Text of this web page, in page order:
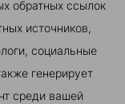
обратных ссылок
источников,
социальные
генерирует
среди вашей